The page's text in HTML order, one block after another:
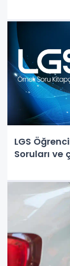
LGS
Soruları ve